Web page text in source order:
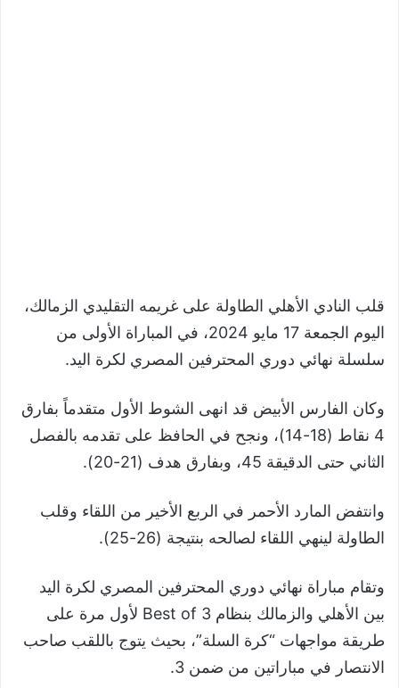
قلب النادي الأهلي الطاولة على غريمه التقليدي الزمالك،
اليوم الجمعة 17 مايو 2024، في المباراة الأولى من
سلسلة نهائي دوري المحترفين المصري لكرة اليد.
وكان الفارس الأبيض قد انهى الشوط الأول متقدماً بفارق
4 نقاط (18-14)، ونجح في الحافظ على تقدمه بالفصل
الثاني حتى الدقيقة 45، وبفارق هدف (21-20).
وانتفض المارد الأحمر في الربع الأخير من اللقاء وقلب
الطاولة لينهي اللقاء لصالحه بنتيجة (26-25).
وتقام مباراة نهائي دوري المحترفين المصري لكرة اليد
بين الأهلي والزمالك بنظام Best of 3 لأول مرة على
طريقة مواجهات “كرة السلة”، بحيث يتوج باللقب صاحب
الانتصار في مباراتين من ضمن 3.